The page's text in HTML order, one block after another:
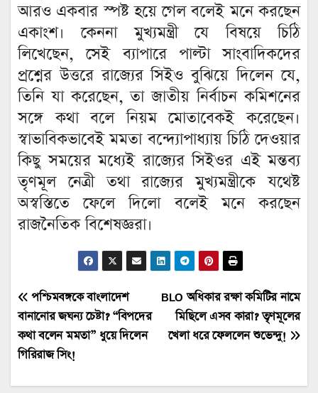
আরও একবার স্পষ্ট হয়ে গেল বলেই মনে করছেন
একাংশ। কেননা মুখ্যমন্ত্রী যে বিষয়ে চিঠি
লিখেছেন, সেই ব্যাপারে পাল্টা সাংবাদিকদের
প্রশ্নের উত্তরে রাজ্যের সিইও বুঝিয়ে দিলেন যে,
তিনি যা করেছেন, তা জাতীয় নির্বাচন কমিশনের
সঙ্গে কথা বলে নিয়ম মোতাবেকই করেছেন।
স্বাভাবিকভাবেই মমতা বন্দ্যোপাধ্যায় চিঠি দেওয়ার
কিছু সময়ের মধ্যেই রাজ্যের সিইওর এই মন্তব্য
তৃণমূল নেত্রী তথা রাজ্যের মুখ্যমন্ত্রীকে যথেষ্ট
অস্বস্তিতে ফেলে দিলো বলেই মনে করছেন
রাজনৈতিক বিশেষজ্ঞরা।
Post
navigation
BLO অধিকার রক্ষা কমিটির নামে
মিছিলে এসব কারা? তৃণমূলের
খেলা ধরে ফেললেন শুভেন্দু!
পশ্চিমবঙ্গকে বাংলাদেশ
বানানোর জঘন্য চেষ্টা? “বিপদের
কথা বলেন মমতা” ধুয়ে দিলেন
গিরিরাজ সিং!